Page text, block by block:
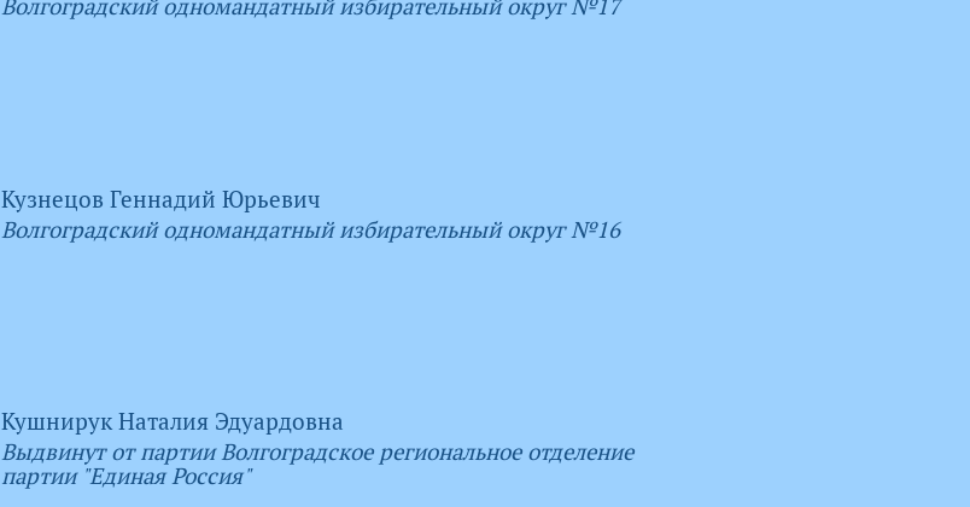
Кузнецов Геннадий Юрьевич
Волгоградский одномандатный избирательный округ №16
Кушнирук Наталия Эдуардовна
Выдвинут от партии Волгоградское региональное отделение
партии "Единая Россия"